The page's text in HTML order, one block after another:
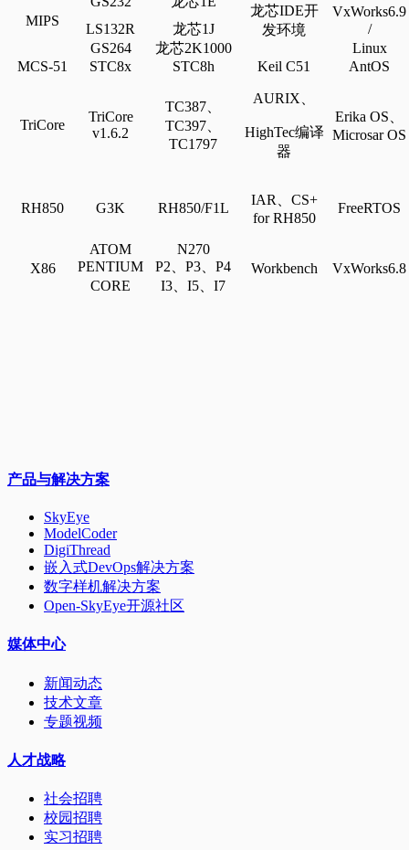
MIPS
龙芯IDE开
发环境
VxWorks6.9
LS132R
龙芯1J
/
GS264
龙芯2K1000 Linux
MCS-51
STC8x STC8h Keil C51 AntOS
TriCore
TriCore
v1.6.2
TC387、
TC397、
TC1797
AURIX、
HighTec编译
器
Erika OS、
Microsar OS
RH850 G3K RH850/F1L
IAR、CS+
for RH850
FreeRTOS
X86
ATOM
N270
Workbench VxWorks6.8
PENTIUM
P2、P3、P4
CORE
I3、I5、I7
产品与解决方案
SkyEye
ModelCoder
DigiThread
嵌入式DevOps解决方案
数字样机解决方案
Open-SkyEye开源社区
媒体中心
新闻动态
技术文章
专题视频
人才战略
社会招聘
校园招聘
实习招聘